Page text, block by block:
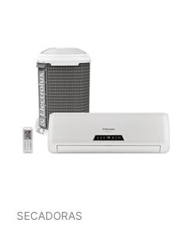
SECADORAS